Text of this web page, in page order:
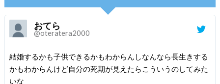
おてら
@oteratera2000
結婚するかも子供できるかもわからんしなんなら長生きする
かもわからんけど自分の死期が見えたらこういうのしてみた
いな